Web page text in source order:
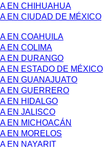
EN CHIHUAHUA
EN CIUDAD DE MÉXICO
EN COAHUILA
EN COLIMA
EN DURANGO
EN ESTADO DE MÉXICO
EN GUANAJUATO
EN GUERRERO
EN HIDALGO
EN JALISCO
EN MICHOACÁN
EN MORELOS
EN NAYARIT